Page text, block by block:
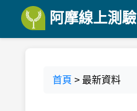
阿摩線上測驗
首頁 > 最新資料